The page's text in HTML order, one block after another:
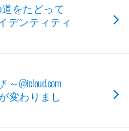
をたどって
イデンティティ
～@icloud.com
変わりまし